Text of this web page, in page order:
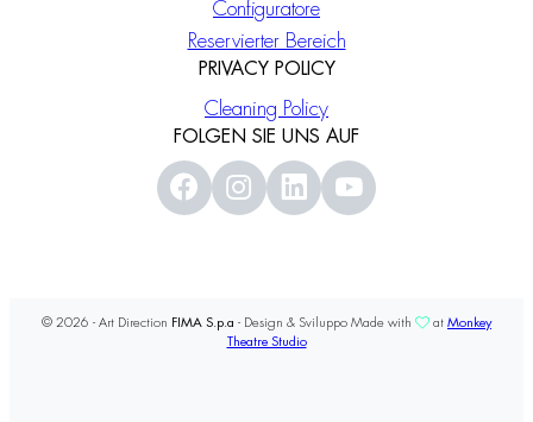
Configuratore
Reservierter Bereich
PRIVACY POLICY
Cleaning Policy
FOLGEN SIE UNS AUF
© 2026 - Art Direction FIMA S.p.a - Design & Sviluppo Made with at Monkey
Theatre Studio